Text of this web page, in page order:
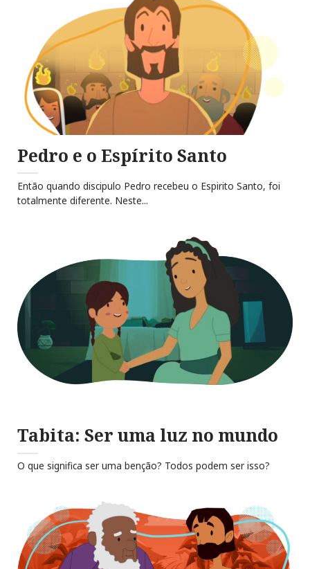
Pedro e o Espírito Santo
Então quando discipulo Pedro recebeu o Espirito Santo, foi
totalmente diferente. Neste...
Tabita: Ser uma luz no mundo
O que significa ser uma benção? Todos podem ser isso?